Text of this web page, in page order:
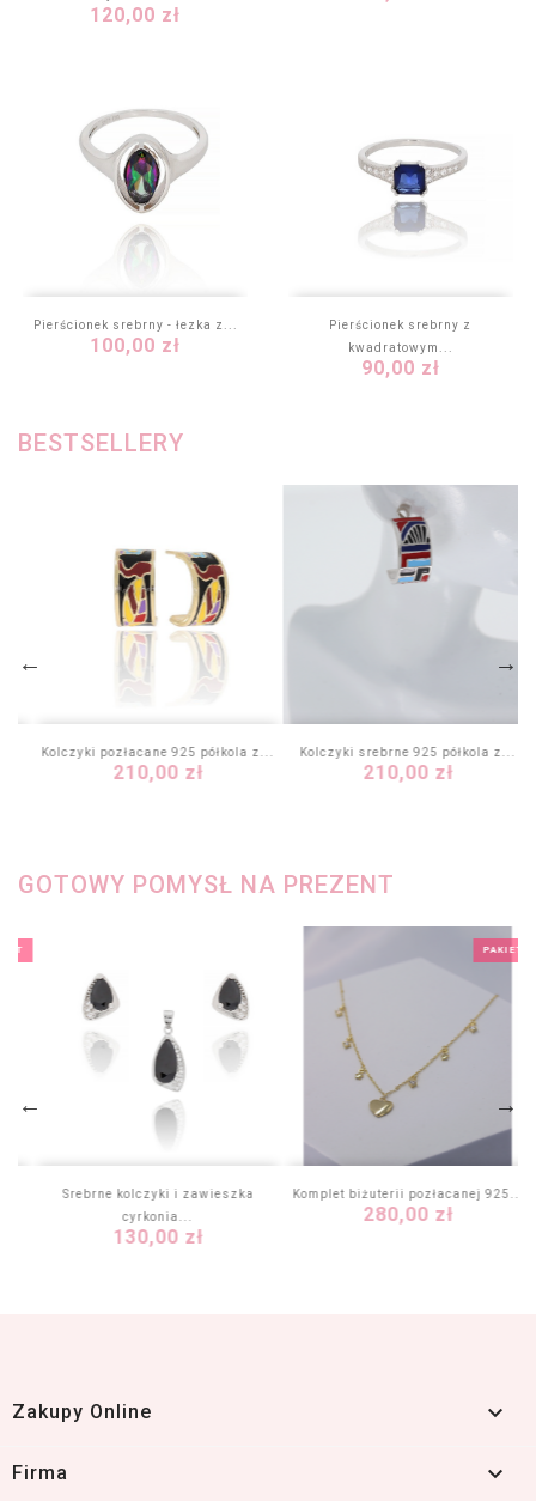
Cena
120,00 zł
Pierścionek srebrny - łezka z...
Cena
100,00 zł
Pierścionek srebrny z
kwadratowym...
Cena
90,00 zł
BESTSELLERY
Kolczyki pozłacane 925 półkola z...
Cena
210,00 zł
Kolczyki srebrne 925 półkola z...
Cena
210,00 zł
GOTOWY POMYSŁ NA PREZENT
Srebrne kolczyki i zawieszka
cyrkonia...
Cena
130,00 zł
Komplet biżuterii pozłacanej 925...
Cena
280,00 zł
PAKIET
Zakupy Online 
Firma 